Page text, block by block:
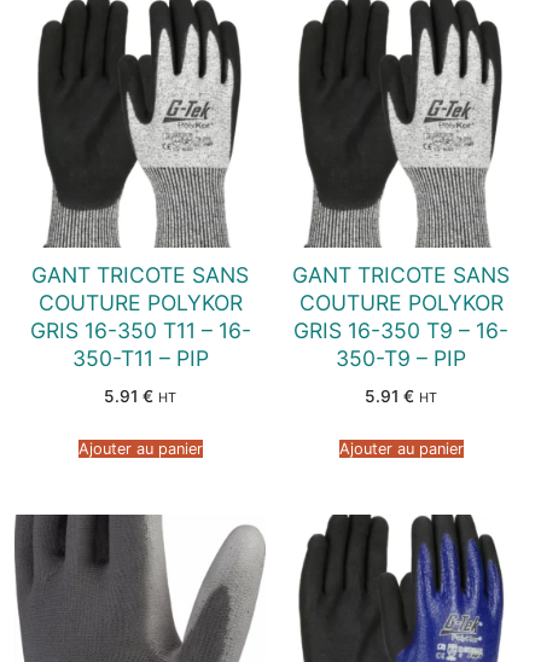
GANT TRICOTE SANS
COUTURE POLYKOR
GRIS 16-350 T11 – 16-
350-T11 – PIP
5.91 € HT
Ajouter au panier
GANT TRICOTE SANS
COUTURE POLYKOR
GRIS 16-350 T9 – 16-
350-T9 – PIP
5.91 € HT
Ajouter au panier